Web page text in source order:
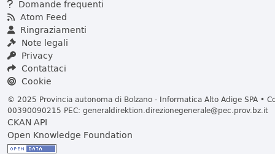
Domande frequenti
Atom Feed
Ringraziamenti
Note legali
Privacy
Contattaci
Cookie
© 2025 Provincia autonoma di Bolzano - Informatica Alto Adige SPA •
00390090215 PEC: generaldirektion.direzionegenerale@pec.prov.bz.it
CKAN API
Open Knowledge Foundation